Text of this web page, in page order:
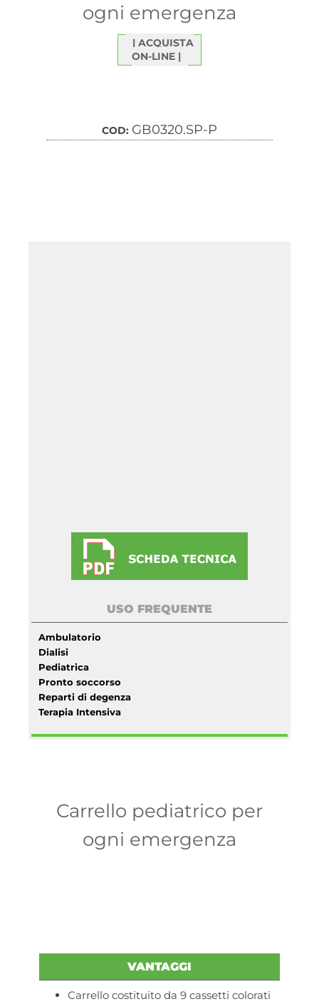
ogni emergenza
ACQUISTA
ON-LINE
COD: GB0320.SP-P
USO FREQUENTE
Ambulatorio
Dialisi
Pediatrica
Pronto soccorso
Reparti di degenza
Terapia Intensiva
Carrello pediatrico per
ogni emergenza
VANTAGGI
Carrello costituito da 9 cassetti colorati